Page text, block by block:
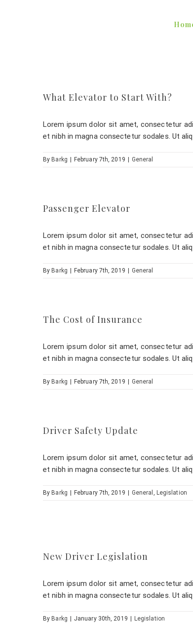
What Elevator to Start With?
Lorem ipsum dolor sit amet, consectetur
et nibh in magna consectetur sodales. Ut
By Barkg February 7th, 2019 General
Passenger Elevator
Lorem ipsum dolor sit amet, consectetur
et nibh in magna consectetur sodales. Ut
By Barkg February 7th, 2019 General
The Cost of Insurance
Lorem ipsum dolor sit amet, consectetur
et nibh in magna consectetur sodales. Ut
By Barkg February 7th, 2019 General
Driver Safety Update
Lorem ipsum dolor sit amet, consectetur
et nibh in magna consectetur sodales. Ut
By Barkg February 7th, 2019 General , Legislation
New Driver Legislation
Lorem ipsum dolor sit amet, consectetur
et nibh in magna consectetur sodales. Ut
By Barkg January 30th, 2019 Legislation